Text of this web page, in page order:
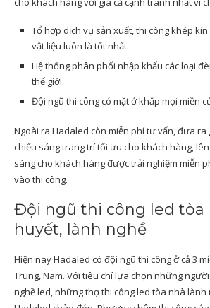
Tổ hợp dịch vụ sản xuất, thi công khép
vật liệu luôn là tốt nhất.
Hệ thống phân phối nhập khẩu các loại
thế giới.
Đội ngũ thi công có mặt ở khắp mọi miền
Ngoài ra Hadaled còn miễn phí tư vấn, đưa ra
chiếu sáng trang trí tối ưu cho khách hàng,
sáng cho khách hàng được trải nghiệm miễn
vào thi công.
Đội ngũ thi công led tòa
huyết, lành nghề
Hiện nay Hadaled có đội ngũ thi công ở cả 3
Trung, Nam. Với tiêu chí lựa chọn những
nghề led, những thợ thi công led tòa nhà lành